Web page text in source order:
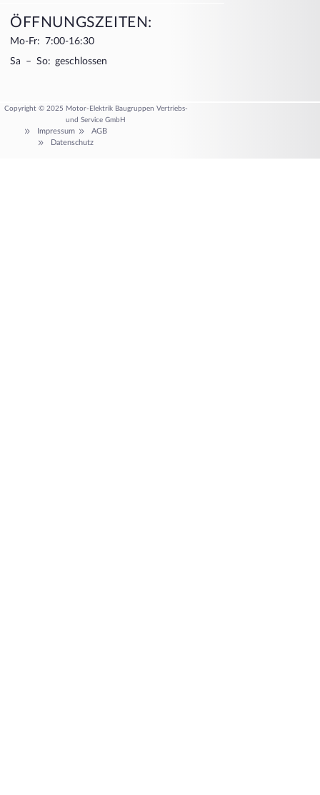
ÖFFNUNGSZEITEN:
Mo-Fr: 7:00-16:30
Sa – So: geschlossen
Copyright © 2025 Motor-Elektrik Baugruppen Vertriebs-
und Service GmbH
Impressum
AGB
Datenschutz